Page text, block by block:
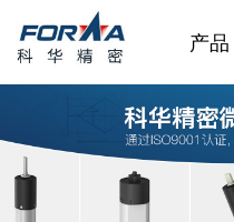
产品